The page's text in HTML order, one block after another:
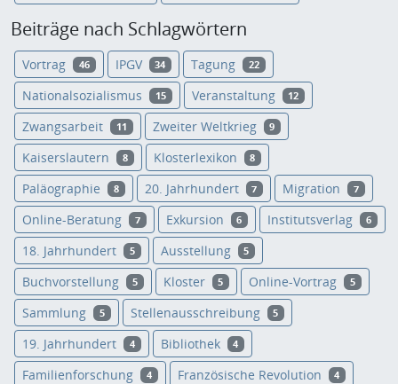
Beiträge nach Schlagwörtern
Vortrag 46 IPGV 34 Tagung 22
Nationalsozialismus 15 Veranstaltung 12
Zwangsarbeit 11 Zweiter Weltkrieg 9
Kaiserslautern 8 Klosterlexikon 8
Paläographie 8 20. Jahrhundert 7 Migration 7
Online-Beratung 7 Exkursion 6 Institutsverlag 6
18. Jahrhundert 5 Ausstellung 5
Buchvorstellung 5 Kloster 5 Online-Vortrag 5
Sammlung 5 Stellenausschreibung 5
19. Jahrhundert 4 Bibliothek 4
Familienforschung 4 Französische Revolution 4